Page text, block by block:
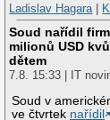
Ladislav Hagara|
Soud nařídil
milionů USD
dětem
7.8. 15:33 | IT
Soud v
ve čtvrtek nařídil